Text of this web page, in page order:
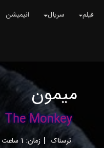
فیلم سریال انیمیشن
میمون
The Monkey
ترسناک | زمان: 1ساعت و 38 دقیقه